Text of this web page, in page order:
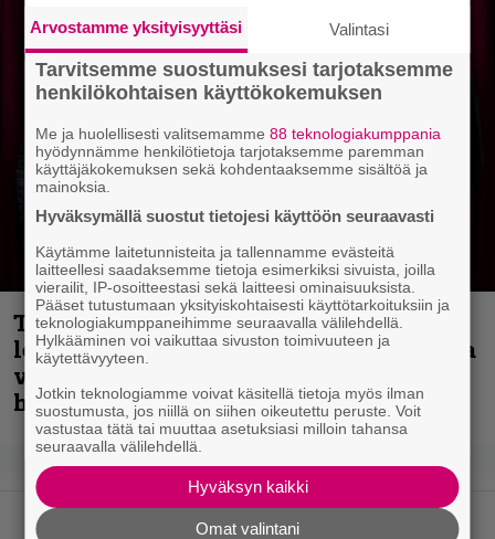
Thrash ’n’ roll -yhtye Madred ryydittää
levyjulkaisua keikkareissulla kuvatulla
videolla – ”Oltiin pakussa kusihädässä
helvetin väsyneenä…”
Arvostamme yksityisyyttäsi Valintasi
Tarvitsemme suostumuksesi tarjotaksemme
henkilökohtaisen käyttökokemuksen
Me ja huolellisesti valitsemamme88 teknologiakumppania
hyödynnämme henkilötietoja tarjotaksemme paremman
käyttäjäkokemuksen sekä kohdentaaksemme sisältöä ja
mainoksia.
Hyväksymällä suostut tietojesi käyttöön seuraavasti
Käytämme laitetunnisteita ja tallennamme evästeitä
laitteellesi saadaksemme tietoja esimerkiksi sivuista, joilla
vierailit, IP-osoitteestasi sekä laitteesi ominaisuuksista.
Pääset tutustumaan yksityiskohtaisesti käyttötarkoituksiin ja
teknologiakumppaneihimme seuraavalla välilehdellä.
Hylkääminen voi vaikuttaa sivuston toimivuuteen ja
käytettävyyteen.
Jotkin teknologiamme voivat käsitellä tietoja myös ilman
suostumusta, jos niillä on siihen oikeutettu peruste. Voit
vastustaa tätä tai muuttaa asetuksiasi milloin tahansa
seuraavalla välilehdellä.
Hyväksyn kaikki
Omat valintani